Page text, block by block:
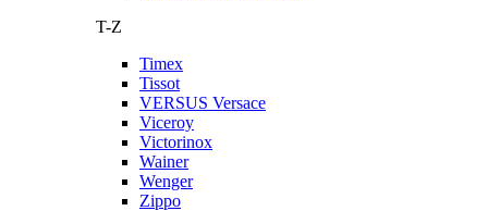
T-Z
Timex
Tissot
VERSUS Versace
Viceroy
Victorinox
Wainer
Wenger
Zippo